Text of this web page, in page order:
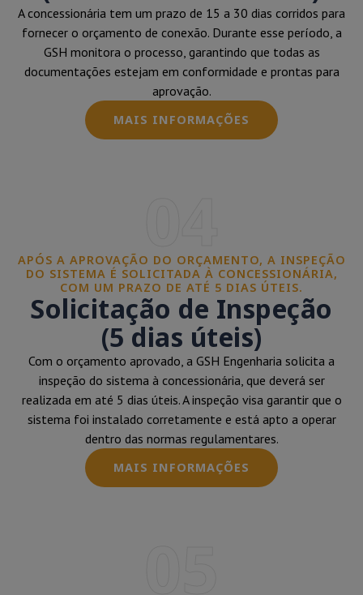
A concessionária tem um prazo de 15 a 30 dias corridos para
fornecer o orçamento de conexão. Durante esse período, a
GSH monitora o processo, garantindo que todas as
documentações estejam em conformidade e prontas para
aprovação.
MAIS INFORMAÇÕES
APÓS A APROVAÇÃO DO ORÇAMENTO, A INSPEÇÃO
DO SISTEMA É SOLICITADA À CONCESSIONÁRIA,
COM UM PRAZO DE ATÉ 5 DIAS ÚTEIS.
Solicitação de Inspeção
(5 dias úteis)
Com o orçamento aprovado, a GSH Engenharia solicita a
inspeção do sistema à concessionária, que deverá ser
realizada em até 5 dias úteis. A inspeção visa garantir que o
sistema foi instalado corretamente e está apto a operar
dentro das normas regulamentares.
MAIS INFORMAÇÕES